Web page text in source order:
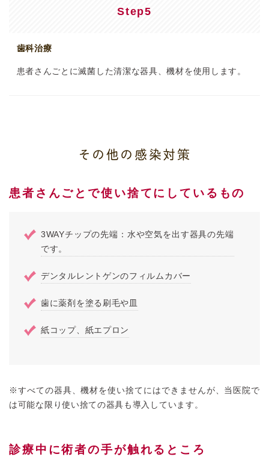
Step5
歯科治療
患者さんごとに滅菌した清潔な器具、機材を使用します。
その他の感染対策
患者さんごとで使い捨てにしているもの
3WAYチップの先端：水や空気を出す器具の先端
です。
デンタルレントゲンのフィルムカバー
歯に薬剤を塗る刷毛や皿
紙コップ、紙エプロン
※すべての器具、機材を使い捨てにはできませんが、当医院で
は可能な限り使い捨ての器具も導入しています。
診療中に術者の手が触れるところ